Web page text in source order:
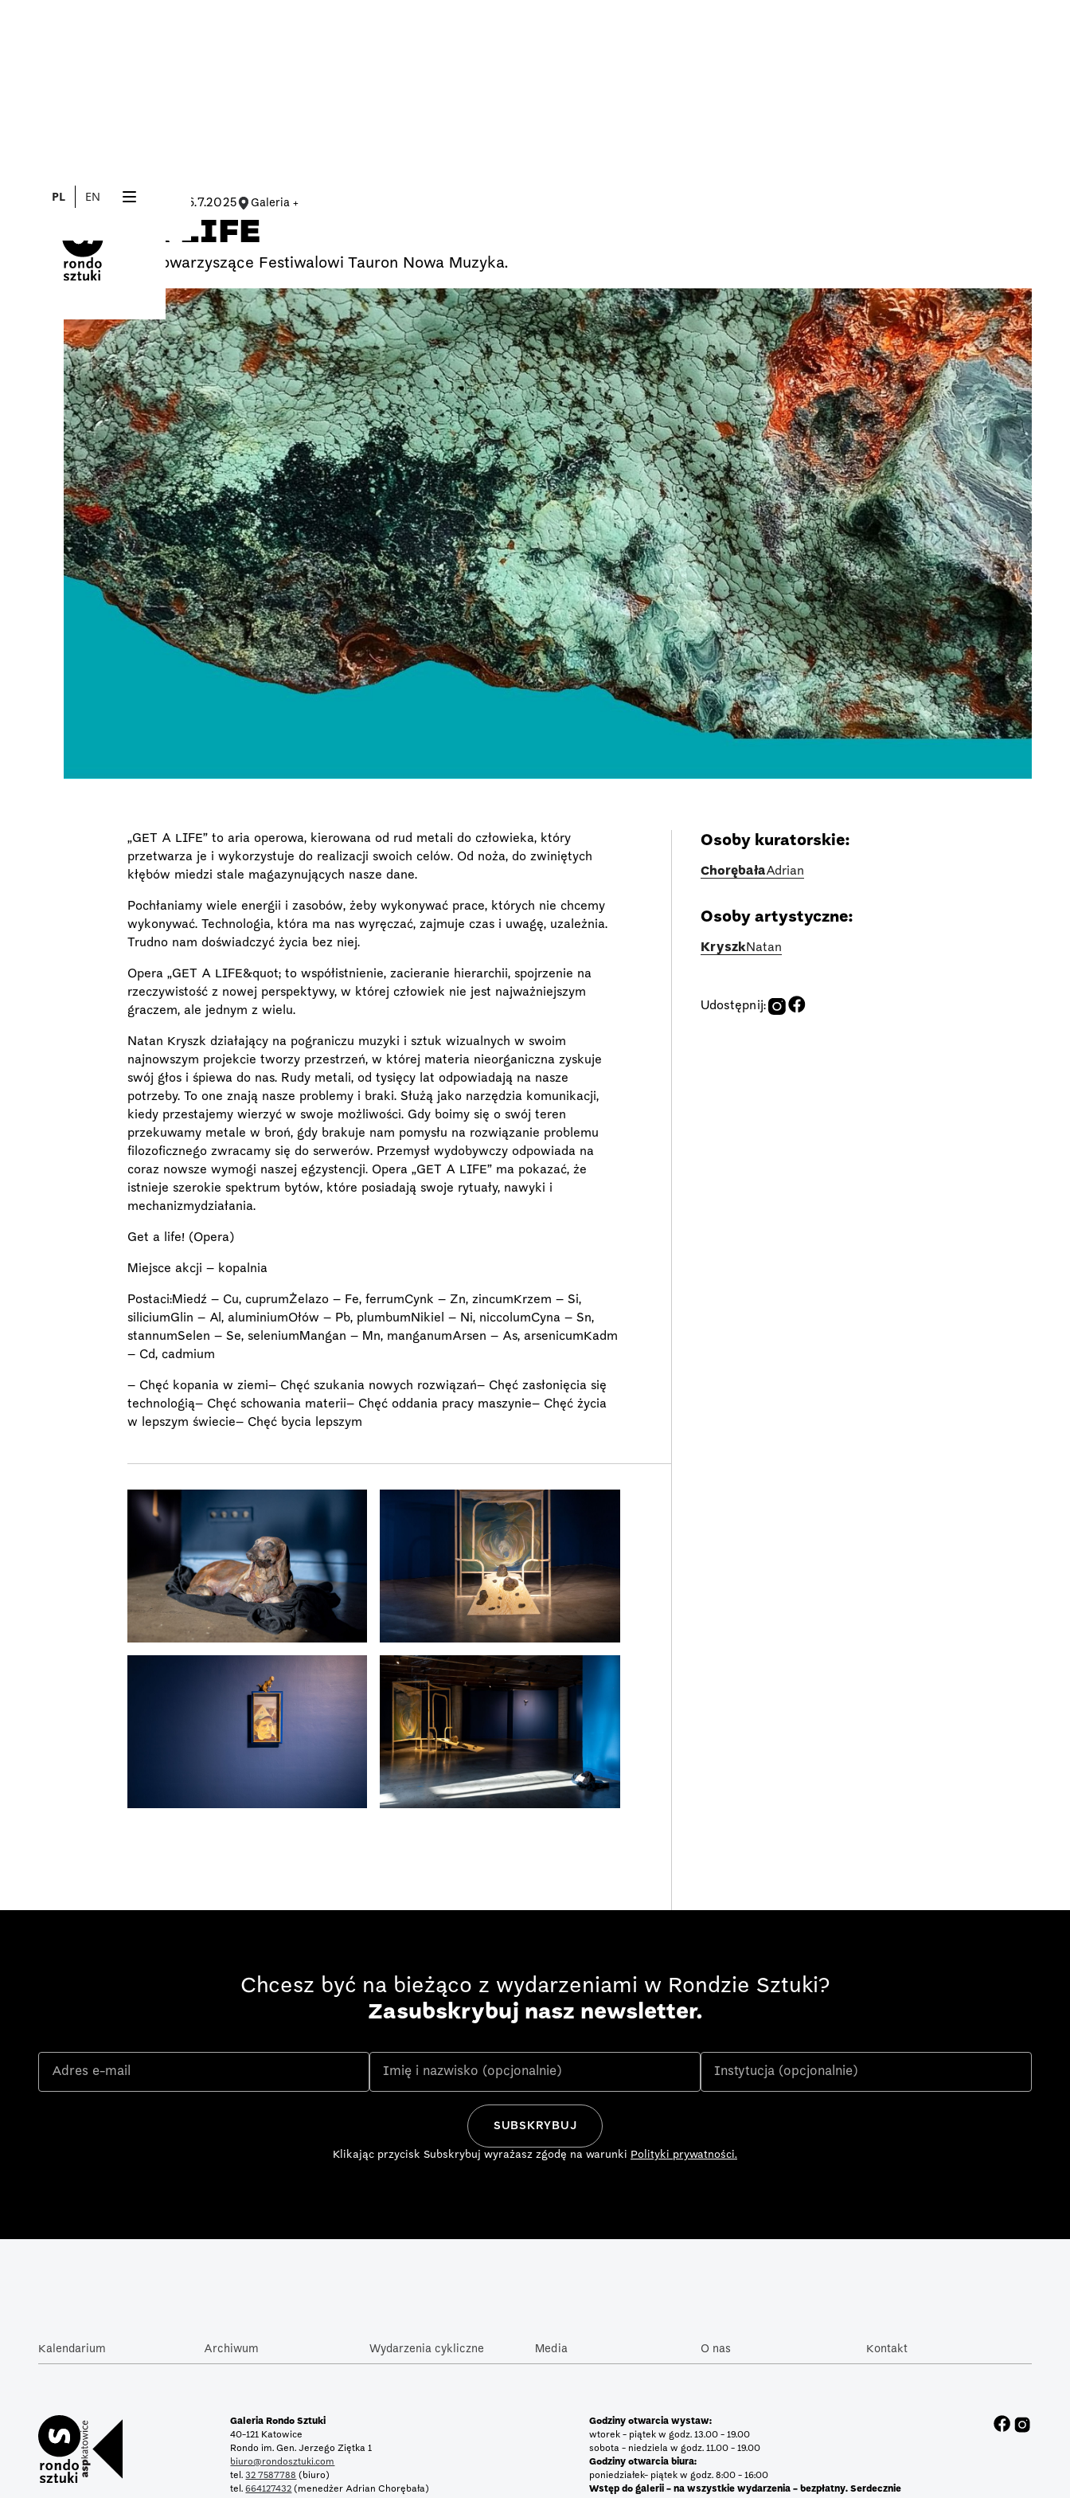
PL EN
WYSTAWA 19.6.2025 16.7.2025 Galeria +
GET A LIFE
Wydarzenie towarzyszące Festiwalowi Tauron Nowa Muzyka.
„GET A LIFE” to aria operowa, kierowana od rud metali do człowieka, który
przetwarza je i wykorzystuje do realizacji swoich celów. Od noża, do zwiniętych
kłębów miedzi stale magazynujących nasze dane.
Pochłaniamy wiele energii i zasobów, żeby wykonywać prace, których nie chcemy
wykonywać. Technologia, która ma nas wyręczać, zajmuje czas i uwagę, uzależnia.
Trudno nam doświadczyć życia bez niej.
Opera „GET A LIFE&quot; to współistnienie, zacieranie hierarchii, spojrzenie na
rzeczywistość z nowej perspektywy, w której człowiek nie jest najważniejszym
graczem, ale jednym z wielu.
Natan Kryszk działający na pograniczu muzyki i sztuk wizualnych w swoim
najnowszym projekcie tworzy przestrzeń, w której materia nieorganiczna zyskuje
swój głos i śpiewa do nas. Rudy metali, od tysięcy lat odpowiadają na nasze
potrzeby. To one znają nasze problemy i braki. Służą jako narzędzia komunikacji,
kiedy przestajemy wierzyć w swoje możliwości. Gdy boimy się o swój teren
przekuwamy metale w broń, gdy brakuje nam pomysłu na rozwiązanie problemu
filozoficznego zwracamy się do serwerów. Przemysł wydobywczy odpowiada na
coraz nowsze wymogi naszej egzystencji. Opera „GET A LIFE” ma pokazać, że
istnieje szerokie spektrum bytów, które posiadają swoje rytuały, nawyki i
mechanizmydziałania.
Get a life! (Opera)
Miejsce akcji – kopalnia
Postaci:Miedź – Cu, cuprumŻelazo – Fe, ferrumCynk – Zn, zincumKrzem – Si,
siliciumGlin – Al, aluminiumOłów – Pb, plumbumNikiel – Ni, niccolumCyna – Sn,
stannumSelen – Se, seleniumMangan – Mn, manganumArsen – As, arsenicumKadm
– Cd, cadmium
– Chęć kopania w ziemi– Chęć szukania nowych rozwiązań– Chęć zasłonięcia się
technologią– Chęć schowania materii– Chęć oddania pracy maszynie– Chęć życia
w lepszym świecie– Chęć bycia lepszym
Osoby kuratorskie:
ChorębałaAdrian
Osoby artystyczne:
KryszkNatan
Udostępnij:
Chcesz być na bieżąco z wydarzeniami w Rondzie Sztuki?
Zasubskrybuj nasz newsletter.
Klikając przycisk Subskrybuj wyrażasz zgodę na warunki Polityki prywatności.
Kalendarium Archiwum Wydarzenia cykliczne Media O nas Kontakt
Galeria Rondo Sztuki
40-121 Katowice
Rondo im. Gen. Jerzego Ziętka 1
biuro@rondosztuki.com
tel.32 7587788 (biuro)
tel.664127432 (menedżer Adrian Chorębała)
Godziny otwarcia wystaw:
wtorek - piątek w godz. 13.00 - 19.00
sobota - niedziela w godz. 11.00 - 19.00
Godziny otwarcia biura:
poniedziałek- piątek w godz. 8:00 - 16:00
Wstęp do galerii - na wszystkie wydarzenia - bezpłatny. Serdecznie